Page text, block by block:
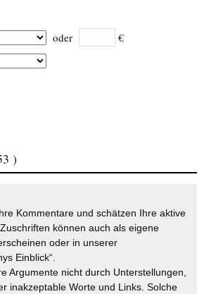
oder €
)
Kommentare und schätzen Ihre aktive
können auch als eigene
oder in unserer
Einblick“.
Argumente nicht durch Unterstellungen,
inakzeptable Worte und Links. Solche